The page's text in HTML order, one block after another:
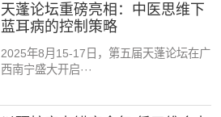
天蓬论坛重磅亮相：中医思维下
蓝耳病的控制策略
2025年8月15-17日，第五届天蓬论坛在广
西南宁盛大开启···